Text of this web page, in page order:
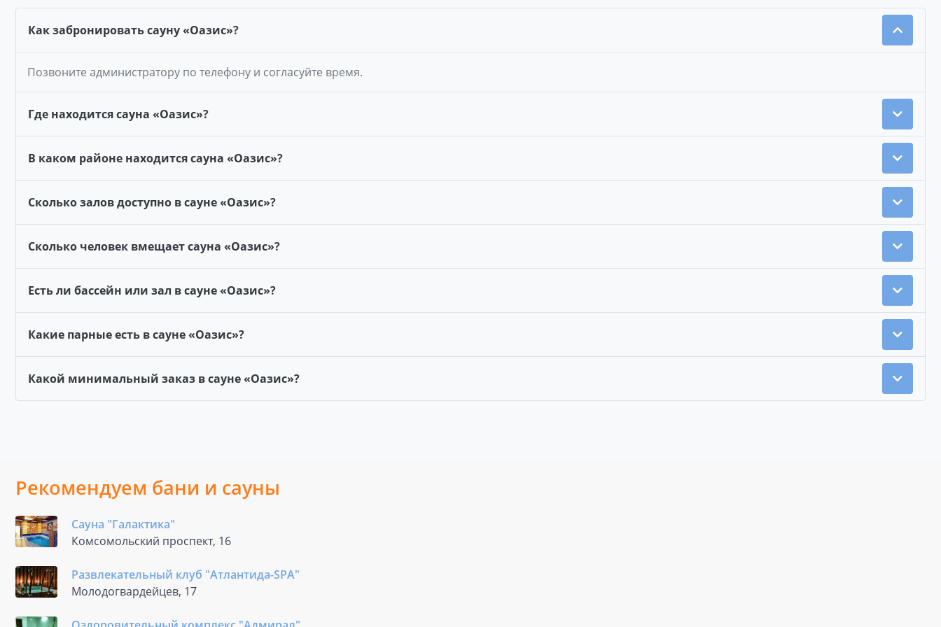
Как забронировать сауну «Оазис»?
Позвоните администратору по телефону и согласуйте время.
Где находится сауна «Оазис»?
В каком районе находится сауна «Оазис»?
Сколько залов доступно в сауне «Оазис»?
Сколько человек вмещает сауна «Оазис»?
Есть ли бассейн или зал в сауне «Оазис»?
Какие парные есть в сауне «Оазис»?
Какой минимальный заказ в сауне «Оазис»?
Рекомендуем бани и сауны
Сауна "Галактика"
Комсомольский проспект, 16
Развлекательный клуб "Атлантида-SPA"
Молодогвардейцев, 17